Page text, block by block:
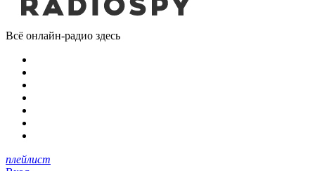
Всё онлайн-радио здесь
плейлист